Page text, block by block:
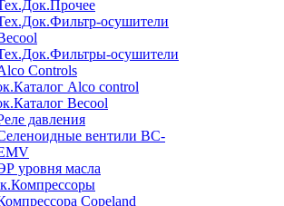
осушители
осушители
Controls
Alco control
Becool
давления
вентили BC-
уровня масла
Copeland